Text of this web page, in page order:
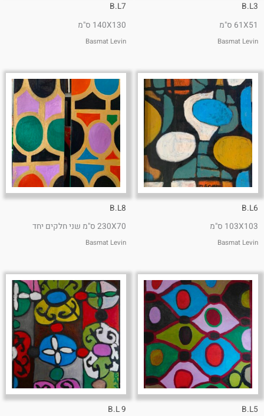
B.L3
61X51 ס"מ
Basmat Levin
B.L7
140X130 ס"מ
Basmat Levin
B.L6
103X103 ס"מ
Basmat Levin
B.L8
230X70 ס"מ שני חלקים יחד
Basmat Levin
B.L5
B.L 9